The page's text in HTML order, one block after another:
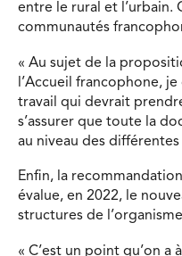
entre le rural et l’urbain.
communautés
« Au sujet de la
l’Accueil francophone,
travail qui devrait
s’assurer que toute la
au niveau des
Enfin, la
évalue, en 2022, le
structures de
« C’est un point qu’on a